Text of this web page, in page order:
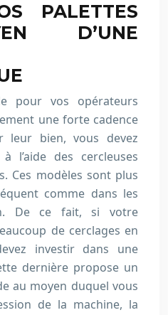
PALETTES
D’UNE
pour vos opérateurs
une forte cadence
leur bien, vous devez
l’aide des cercleuses
Ces modèles sont plus
comme dans les
De ce fait, si votre
de cerclages en
investir dans une
dernière propose un
au moyen duquel vous
de la machine, la